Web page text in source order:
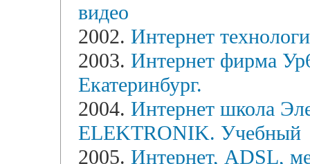
видео
2002. Интернет
2003. Интернет фирма
Екатеринбург.
2004. Интернет школа
ELEKTRONIK. Учебный
2005. Интернет, ADSL,